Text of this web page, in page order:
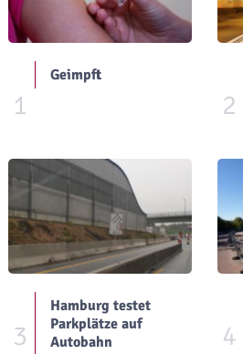
1
Geimpft
2
3
Hamburg testet
Parkplätze auf
Autobahn
4